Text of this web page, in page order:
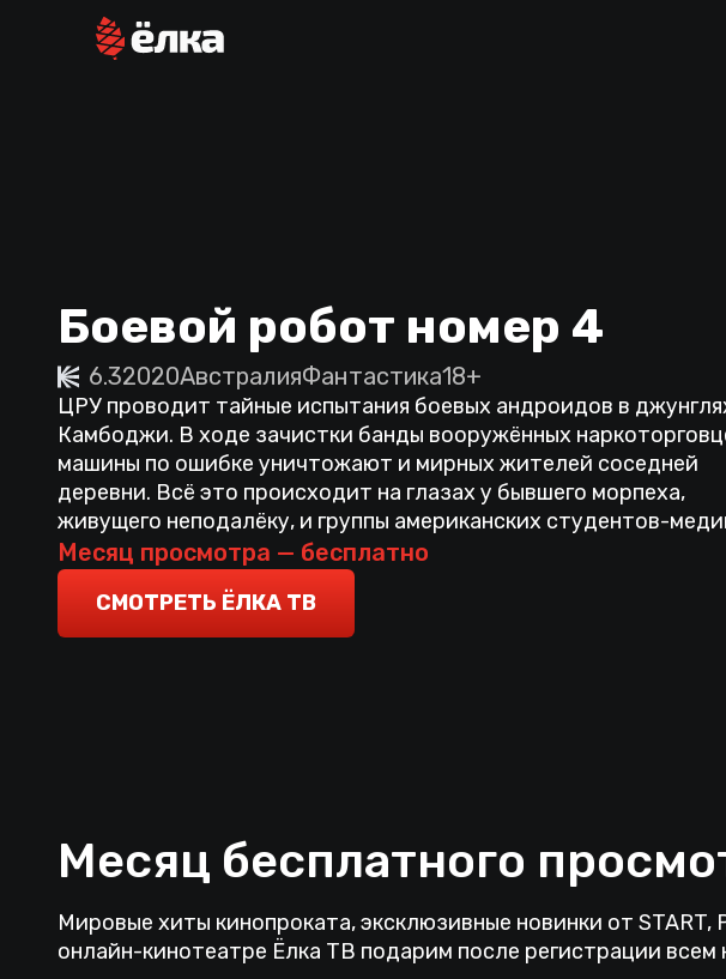
Боевой робот номер 4
6.32020АвстралияФантастика18+
ЦРУ проводит тайные испытания боевых андроидов в
Камбоджи. В ходе зачистки банды вооружённых
машины по ошибке уничтожают и мирных жителей соседней
деревни. Всё это происходит на глазах у бывшего морпеха,
живущего неподалёку, и группы американских студентов-
приехавших в рамках волонтёрской миссии. ЦРУ решает
всех свидетелей.
Месяц просмотра — бесплатно
СМОТРЕТЬ ЁЛКА ТВ
Месяц бесплатного
Мировые хиты кинопроката, эксклюзивные новинки от START,
онлайн-кинотеатре Ёлка ТВ подарим после регистрации всем